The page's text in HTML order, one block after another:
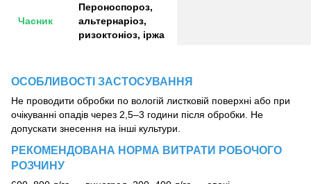
Часник
Пероноспороз,
альтернаріоз,
ризоктоніоз, іржа
ОСОБЛИВОСТІ ЗАСТОСУВАННЯ
Не проводити обробки по вологій листковій поверхні або при
очікуванні опадів через 2,5–3 години після обробки. Не
допускати знесення на інші культури.
РЕКОМЕНДОВАНА НОРМА ВИТРАТИ РОБОЧОГО
РОЗЧИНУ